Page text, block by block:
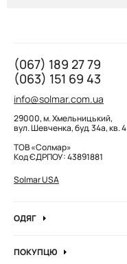
(067) 189 27 79
(063) 151 69 43
info@solmar.com.ua
29000, м. Хмельницький,
вул. Шевченка, буд. 34а, кв. 4
ТОВ «Солмар»
Код ЄДРПОУ: 43891881
Solmar USA
ОДЯГ
Кофти та джемпера
ПОКУПЦЮ